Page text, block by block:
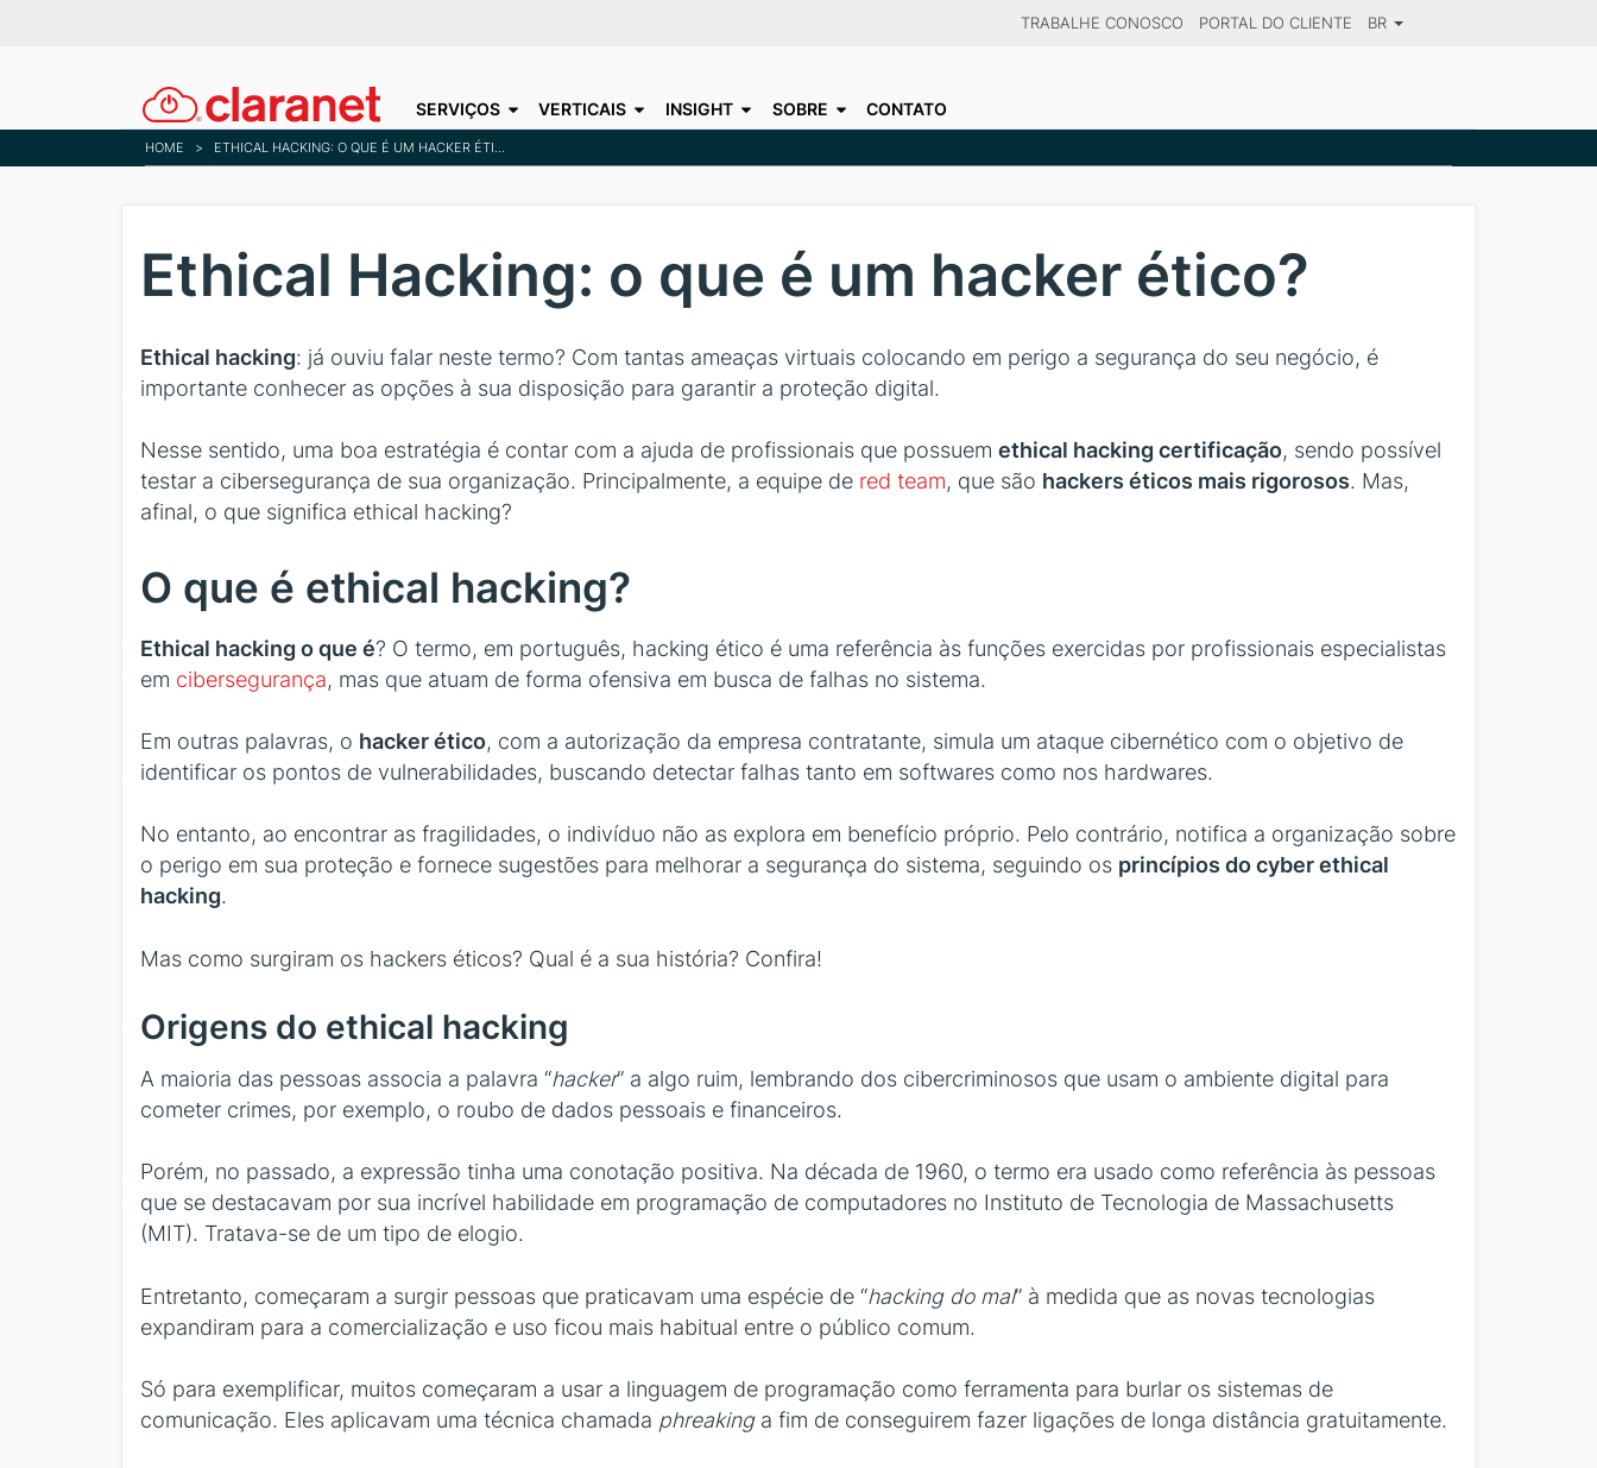
content
TRABALHE CONOSCO PORTAL DO CLIENTE BR
SERVIÇOS VERTICAIS INSIGHT SOBRE CONTATO
HOME > ETHICAL HACKING: O QUE É UM HACKER ÉTICO?
Ethical Hacking: o que é um hacker ético?
Ethical hacking: já ouviu falar neste termo? Com tantas ameaças virtuais colocando em perigo a segurança do seu negócio, é
importante conhecer as opções à sua disposição para garantir a proteção digital.
Nesse sentido, uma boa estratégia é contar com a ajuda de profissionais que possuem ethical hacking certificação, sendo possível
testar a cibersegurança de sua organização. Principalmente, a equipe de red team, que são hackers éticos mais rigorosos. Mas,
afinal, o que significa ethical hacking?
O que é ethical hacking?
Ethical hacking o que é? O termo, em português, hacking ético é uma referência às funções exercidas por profissionais especialistas
em cibersegurança, mas que atuam de forma ofensiva em busca de falhas no sistema.
Em outras palavras, o hacker ético, com a autorização da empresa contratante, simula um ataque cibernético com o objetivo de
identificar os pontos de vulnerabilidades, buscando detectar falhas tanto em softwares como nos hardwares.
No entanto, ao encontrar as fragilidades, o indivíduo não as explora em benefício próprio. Pelo contrário, notifica a organização sobre
o perigo em sua proteção e fornece sugestões para melhorar a segurança do sistema, seguindo os princípios do cyber ethical
hacking.
Mas como surgiram os hackers éticos? Qual é a sua história? Confira!
Origens do ethical hacking
A maioria das pessoas associa a palavra “hacker” a algo ruim, lembrando dos cibercriminosos que usam o ambiente digital para
cometer crimes, por exemplo, o roubo de dados pessoais e financeiros.
Porém, no passado, a expressão tinha uma conotação positiva. Na década de 1960, o termo era usado como referência às pessoas
que se destacavam por sua incrível habilidade em programação de computadores no Instituto de Tecnologia de Massachusetts
(MIT). Tratava-se de um tipo de elogio.
Entretanto, começaram a surgir pessoas que praticavam uma espécie de “hacking do mal” à medida que as novas tecnologias
expandiram para a comercialização e uso ficou mais habitual entre o público comum.
Só para exemplificar, muitos começaram a usar a linguagem de programação como ferramenta para burlar os sistemas de
comunicação. Eles aplicavam uma técnica chamada phreakinga fim de conseguirem fazer ligações de longa distância gratuitamente.